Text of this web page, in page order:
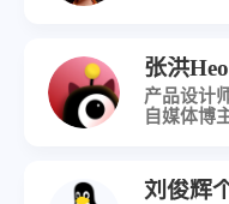
张洪Heo
产品设计
自媒体博
刘俊辉